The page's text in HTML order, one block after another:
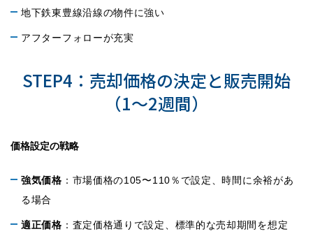
地下鉄東豊線沿線の物件に強い
アフターフォローが充実
STEP4：売却価格の決定と販売開始
（1〜2週間）
価格設定の戦略
強気価格 ：市場価格の105〜110％で設定、時間に余裕があ
る場合
適正価格 ：査定価格通りで設定、標準的な売却期間を想定